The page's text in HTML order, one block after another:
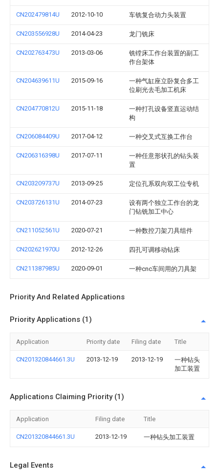
CN202479814U 2012-10-10 车铣复合动力头装置
CN203556928U 2014-04-23 龙门铣床
CN202763473U 2013-03-06
铣镗床工作台装置的副工
作台架体
CN204639611U 2015-09-16
一种气缸座立卧复合多工
位刷光去毛加工机床
CN204770812U 2015-11-18
一种打孔设备竖直运动结
构
CN206084409U 2017-04-12 一种交叉式互换工作台
CN206316398U 2017-07-11
一种任意形状孔的钻头装
置
CN203209737U 2013-09-25 定位孔系双向双工位专机
CN203726131U 2014-07-23
设有两个独立工作台的龙
门钻铣加工中心
CN211052561U 2020-07-21 一种数控刀架刀具组件
CN202621970U 2012-12-26 四孔可调移动钻床
CN211387985U 2020-09-01 一种cnc车间用的刀具架
Priority And Related Applications
Priority Applications (1)
Application Priority date Filing date Title
CN201320844661.3U 2013-12-19 2013-12-19
一种钻头
加工装置
Applications Claiming Priority (1)
Application Filing date Title
CN201320844661.3U 2013-12-19 一种钻头加工装置
Legal Events